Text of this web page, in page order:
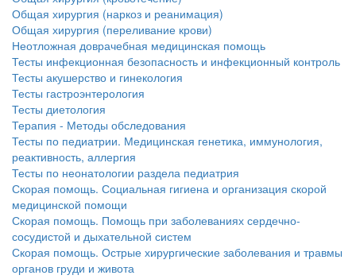
палату на
рассмотрение. Суть его
заключается в
нахождении одного из
бесплатно, в течении всего срока лечения...
Общая хирургия (наркоз и реанимация)
Общая хирургия (переливание крови)
Неотложная доврачебная медицинская помощь
Тесты инфекционная безопасность и инфекционный контроль
Тесты акушерство и гинекология
Тесты гастроэнтерология
Тесты диетология
Терапия - Методы обследования
Тесты по педиатрии. Медицинская генетика, иммунология,
реактивность, аллергия
Тесты по неонатологии раздела педиатрия
Скорая помощь. Социальная гигиена и организация скорой
медицинской помощи
Скорая помощь. Помощь при заболеваниях сердечно-
сосудистой и дыхательной систем
Скорая помощь. Острые хирургические заболевания и травмы
органов груди и живота